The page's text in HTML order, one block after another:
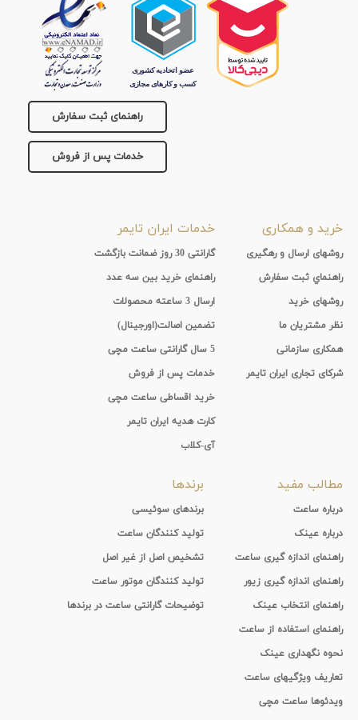
راهنمای ثبت سفارش
خدمات پس از فروش
خرید و همکاری
روشهای ارسال و رهگیری
راهنماي ثبت سفارش
روشهای خرید
نظر مشتریان ما
همکاری سازمانی
شرکای تجاری ایران تایمر
خدمات ایران تایمر
گارانتی 30 روز ضمانت بازگشت
راهنمای خرید بین سه عدد
ارسال 3 ساعته محصولات
تضمین اصالت(اورجینال)
5 سال گارانتی ساعت مچی
خدمات پس از فروش
خرید اقساطی ساعت مچی
کارت هدیه ایران تایمر
آی-کلاب
مطالب مفید
درباره ساعت
درباره عینک
راهنمای اندازه گیری ساعت
راهنمای اندازه گیری زیور
راهنمای انتخاب عینک
راهنمای استفاده از ساعت
نحوه نگهداری عینک
تعاریف ویژگیهای ساعت
ویدئوها ساعت مچی
برندها
برندهای سوئیسی
تولید کنندگان ساعت
تشخیص اصل از غیر اصل
تولید کنندگان موتور ساعت
توضیحات گارانتی ساعت در برندها